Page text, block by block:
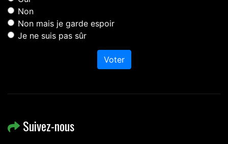
Non
Non mais je garde espoir
Je ne suis pas sûr
Voter
Suivez-nous